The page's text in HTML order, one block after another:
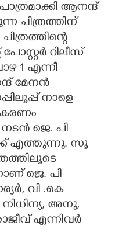
ആനന്ദ്
ചിത്രത്തിന്
റിലീസ്
1 എന്നീ
മേനൻ
നാളെ
ജെ. പി
എത്തുന്നു. സൂ
ജെ. പി
വി .കെ
നിധിന്യ, അനു,
എന്നിവർ